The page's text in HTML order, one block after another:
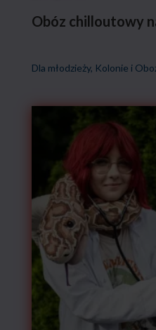
Obóz chilloutowy
Dla młodzieży, Kolonie i